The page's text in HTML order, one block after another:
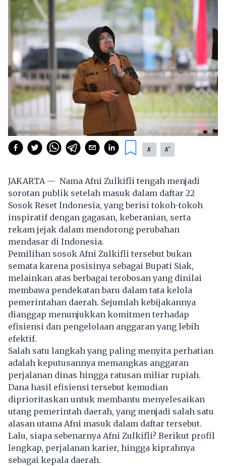
A- A+
JAKARTA — Nama Afni Zulkifli tengah menjadi
sorotan publik setelah masuk dalam daftar 22
Sosok Reset Indonesia, yang berisi tokoh-tokoh
inspiratif dengan gagasan, keberanian, serta
rekam jejak dalam mendorong perubahan
mendasar di Indonesia.
Pemilihan sosok Afni Zulkifli tersebut bukan
semata karena posisinya sebagai Bupati Siak,
melainkan atas berbagai terobosan yang dinilai
membawa pendekatan baru dalam tata kelola
pemerintahan daerah. Sejumlah kebijakannya
dianggap menunjukkan komitmen terhadap
efisiensi dan pengelolaan anggaran yang lebih
efektif.
Salah satu langkah yang paling menyita perhatian
adalah keputusannya memangkas anggaran
perjalanan dinas hingga ratusan miliar rupiah.
Dana hasil efisiensi tersebut kemudian
diprioritaskan untuk membantu menyelesaikan
utang pemerintah daerah, yang menjadi salah satu
alasan utama Afni masuk dalam daftar tersebut.
Lalu, siapa sebenarnya Afni Zulkifli? Berikut profil
lengkap, perjalanan karier, hingga kiprahnya
sebagai kepala daerah.